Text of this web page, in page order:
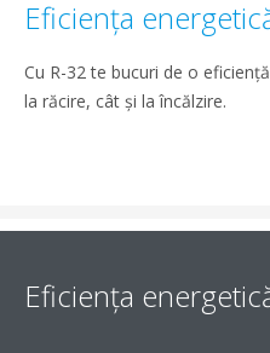
Eficienţa
Cu R-32 te bucuri de o
la răcire, cât şi la încălzire.
Eficienţa